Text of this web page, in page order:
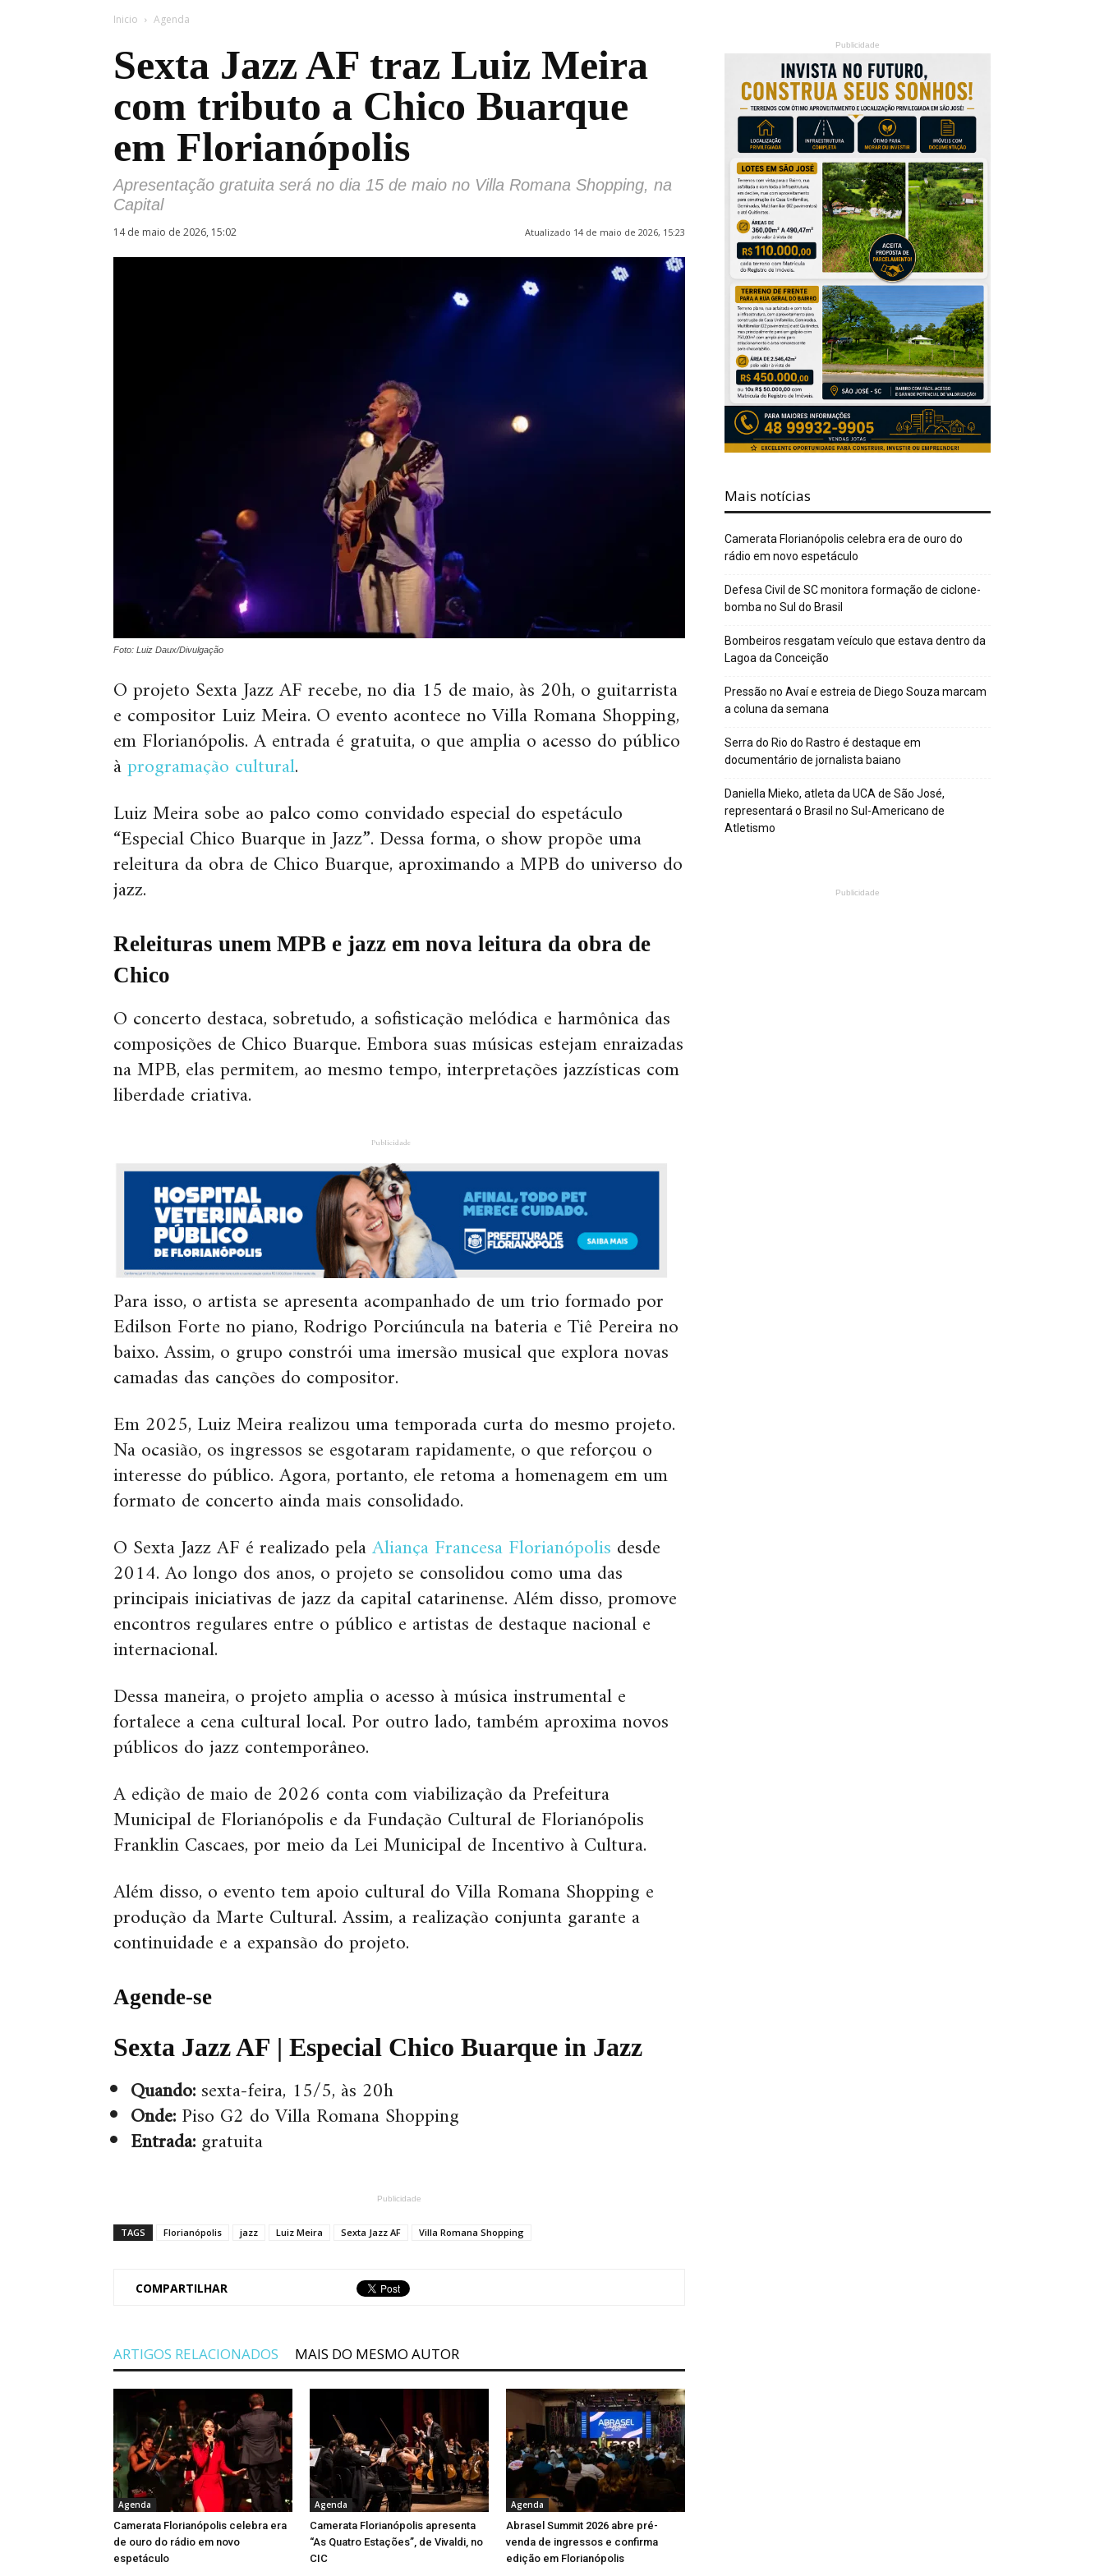
Inicio Agenda
Sexta Jazz AF traz Luiz Meira
com tributo a Chico Buarque
em Florianópolis
Apresentação gratuita será no dia 15 de maio no Villa Romana Shopping, na
Capital
14 de maio de 2026, 15:02 Atualizado 14 de maio de 2026, 15:23
Foto: Luiz Daux/Divulgação
O projeto Sexta Jazz AF recebe, no dia 15 de maio, às 20h, o guitarrista
e compositor Luiz Meira. O evento acontece no Villa Romana Shopping,
em Florianópolis. A entrada é gratuita, o que amplia o acesso do público
àprogramação cultural.
Luiz Meira sobe ao palco como convidado especial do espetáculo
“Especial Chico Buarque in Jazz”. Dessa forma, o show propõe uma
releitura da obra de Chico Buarque, aproximando a MPB do universo do
jazz.
Releituras unem MPB e jazz em nova leitura da obra de
Chico
O concerto destaca, sobretudo, a sofisticação melódica e harmônica das
composições de Chico Buarque. Embora suas músicas estejam enraizadas
na MPB, elas permitem, ao mesmo tempo, interpretações jazzísticas com
liberdade criativa.
Publicidade
Para isso, o artista se apresenta acompanhado de um trio formado por
Edilson Forte no piano, Rodrigo Porciúncula na bateria e Tiê Pereira no
baixo. Assim, o grupo constrói uma imersão musical que explora novas
camadas das canções do compositor.
Em 2025, Luiz Meira realizou uma temporada curta do mesmo projeto.
Na ocasião, os ingressos se esgotaram rapidamente, o que reforçou o
interesse do público. Agora, portanto, ele retoma a homenagem em um
formato de concerto ainda mais consolidado.
O Sexta Jazz AF é realizado pelaAliança Francesa Florianópolis desde
2014. Ao longo dos anos, o projeto se consolidou como uma das
principais iniciativas de jazz da capital catarinense. Além disso, promove
encontros regulares entre o público e artistas de destaque nacional e
internacional.
Dessa maneira, o projeto amplia o acesso à música instrumental e
fortalece a cena cultural local. Por outro lado, também aproxima novos
públicos do jazz contemporâneo.
A edição de maio de 2026 conta com viabilização da Prefeitura
Municipal de Florianópolis e da Fundação Cultural de Florianópolis
Franklin Cascaes, por meio da Lei Municipal de Incentivo à Cultura.
Além disso, o evento tem apoio cultural do Villa Romana Shopping e
produção da Marte Cultural. Assim, a realização conjunta garante a
continuidade e a expansão do projeto.
Agende-se
Sexta Jazz AF | Especial Chico Buarque in Jazz
Quando:sexta-feira, 15/5, às 20h
Onde:Piso G2 do Villa Romana Shopping
Entrada:gratuita
Publicidade
TAGS Florianópolis jazz Luiz Meira Sexta Jazz AF Villa Romana Shopping
COMPARTILHAR
ARTIGOS RELACIONADOS MAIS DO MESMO AUTOR
Agenda
Camerata Florianópolis celebra era
de ouro do rádio em novo
espetáculo
Agenda
Camerata Florianópolis apresenta
“As Quatro Estações”, de Vivaldi, no
CIC
Agenda
Abrasel Summit 2026 abre pré-
venda de ingressos e confirma
edição em Florianópolis
Publicidade
Mais notícias
Camerata Florianópolis celebra era de ouro do
rádio em novo espetáculo
Defesa Civil de SC monitora formação de ciclone-
bomba no Sul do Brasil
Bombeiros resgatam veículo que estava dentro da
Lagoa da Conceição
Pressão no Avaí e estreia de Diego Souza marcam
a coluna da semana
Serra do Rio do Rastro é destaque em
documentário de jornalista baiano
Daniella Mieko, atleta da UCA de São José,
representará o Brasil no Sul-Americano de
Atletismo
Publicidade